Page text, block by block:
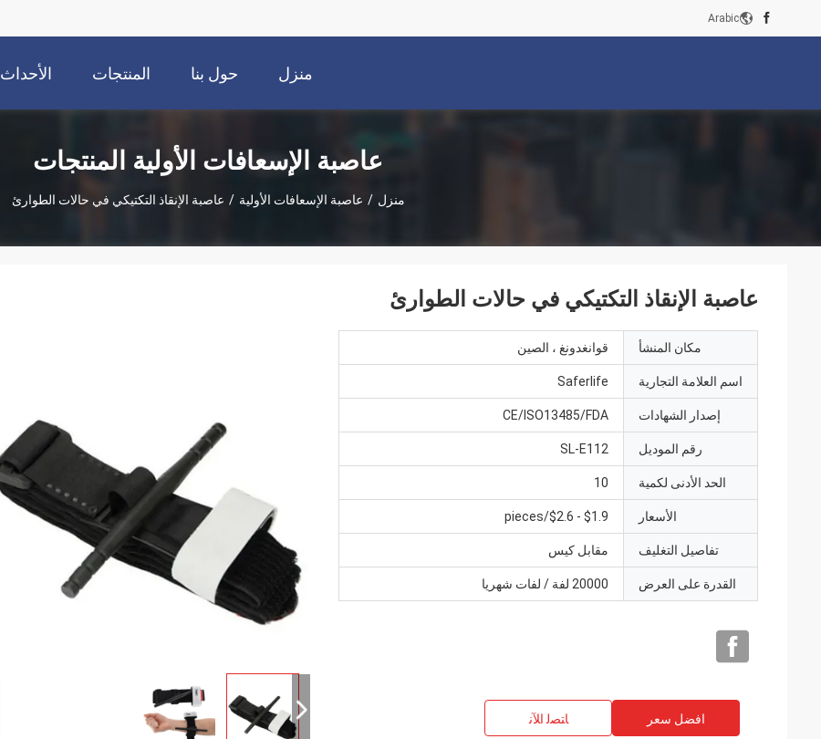
Arabic
منزل حول بنا المنتجات الأحداث
عاصبة الإسعافات الأولية المنتجات
منزل / عاصبة الإسعافات الأولية / عاصبة الإنقاذ التكتيكي في حالات الطوارئ
عاصبة الإنقاذ التكتيكي في حالات الطوارئ
مكان المنشأ قوانغدونغ ، الصين
اسم العلامة التجارية Saferlife
إصدار الشهادات CE/ISO13485/FDA
رقم الموديل SL-E112
الحد الأدنى لكمية 10
الأسعار $1.9 - $2.6/pieces
تفاصيل التغليف مقابل كيس
القدرة على العرض 20000 لفة / لفات شهريا
افضل سعر ﺎﺘﺼﻟ ﺍﻶﻧ